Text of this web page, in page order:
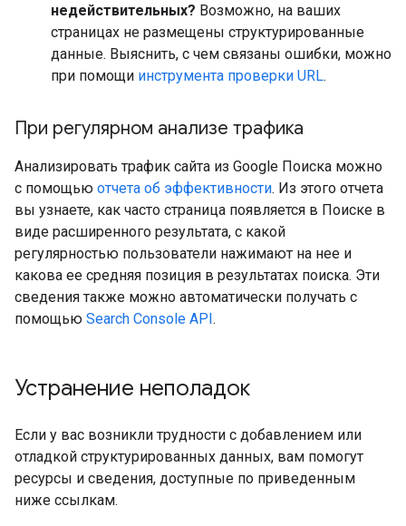
недействительных? Возможно, на ваших
страницах не размещены структурированные
данные. Выяснить, с чем связаны ошибки, можно
при помощи инструмента проверки URL.
При регулярном анализе трафика
Анализировать трафик сайта из Google Поиска можно
с помощью отчета об эффективности. Из этого отчета
вы узнаете, как часто страница появляется в Поиске в
виде расширенного результата, с какой
регулярностью пользователи нажимают на нее и
какова ее средняя позиция в результатах поиска. Эти
сведения также можно автоматически получать с
помощью Search Console API.
Устранение неполадок
Если у вас возникли трудности с добавлением или
отладкой структурированных данных, вам помогут
ресурсы и сведения, доступные по приведенным
ниже ссылкам.